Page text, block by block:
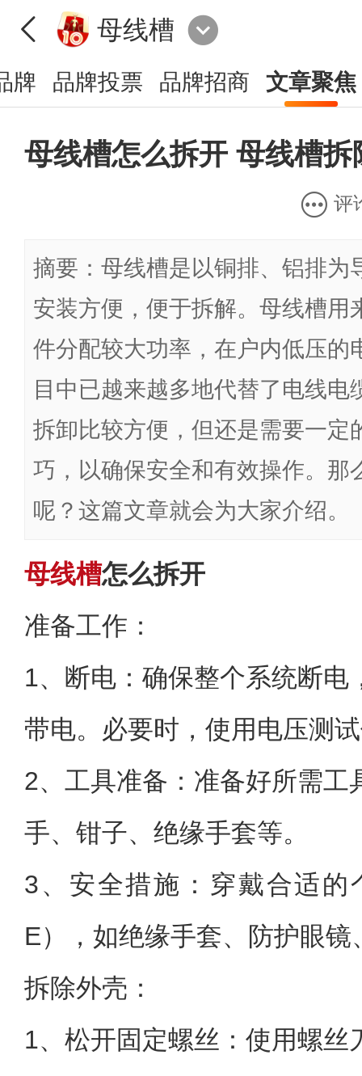
母线槽
牌 品牌投票 品牌招商 文章聚焦
母线槽怎么拆开 母线槽拆
评
摘要：母线槽是以铜排、铝排为
安装方便，便于拆解。母线槽用
件分配较大功率，在户内低压的
目中已越来越多地代替了电线电
拆卸比较方便，但还是需要一定
巧，以确保安全和有效操作。那
呢？这篇文章就会为大家介绍。
母线槽怎么拆开
准备工作：
1、断电：确保整个系统断电
带电。必要时，使用电压测
2、工具准备：准备好所需工
手、钳子、绝缘手套等。
3、安全措施：穿戴合适的
E），如绝缘手套、防护眼镜
拆除外壳：
1、松开固定螺丝：使用螺丝